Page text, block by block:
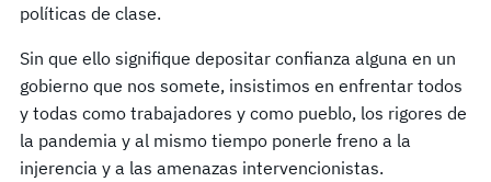
políticas de clase.
Sin que ello signifique depositar confianza alguna en un
gobierno que nos somete, insistimos en enfrentar todos
y todas como trabajadores y como pueblo, los rigores de
la pandemia y al mismo tiempo ponerle freno a la
injerencia y a las amenazas intervencionistas.